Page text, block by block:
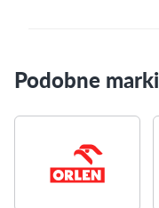
Podobne marki